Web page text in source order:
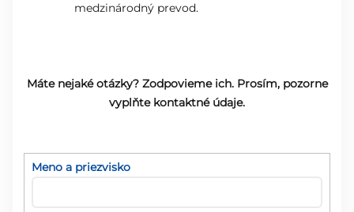
medzinárodný prevod.
Máte nejaké otázky? Zodpovieme ich. Prosím, pozorne
vyplňte kontaktné údaje.
Meno a priezvisko